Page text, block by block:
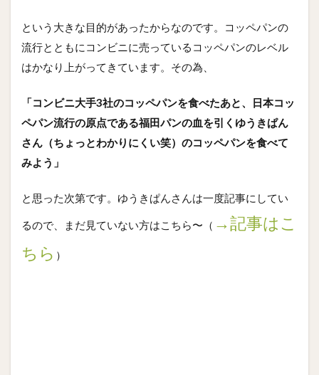
という大きな目的があったからなのです。コッペパンの
流行とともにコンビニに売っているコッペパンのレベル
はかなり上がってきています。その為、
「コンビニ大手3社のコッペパンを食べたあと、日本コッ
ペパン流行の原点である福田パンの血を引くゆうきぱん
さん（ちょっとわかりにくい笑）のコッペパンを食べて
みよう」
と思った次第です。ゆうきぱんさんは一度記事にしてい
るので、まだ見ていない方はこちら〜（ →記事はこ
ちら ）